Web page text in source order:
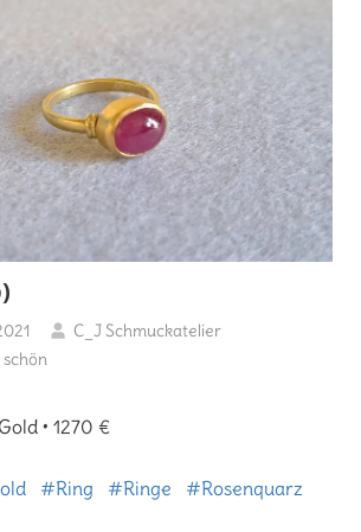
C_J Schmuckatelier
• 1270 €
Ring Ringe Rosenquarz